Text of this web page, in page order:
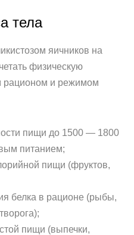
тела
яичников на
физическую
рационом и режимом
пищи до 1500 — 1800
питанием;
пищи (фруктов,
белка в рационе (рыбы,
пищи (выпечки,